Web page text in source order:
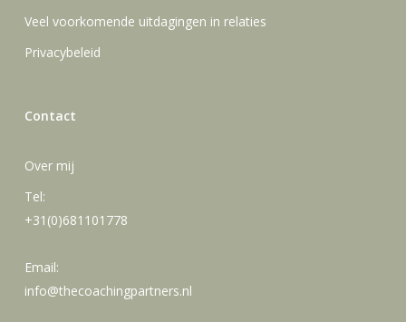
Veel voorkomende uitdagingen in relaties
Privacybeleid
Contact
Over mij
Tel:
+31(0)681101778
Email:
info@thecoachingpartners.nl